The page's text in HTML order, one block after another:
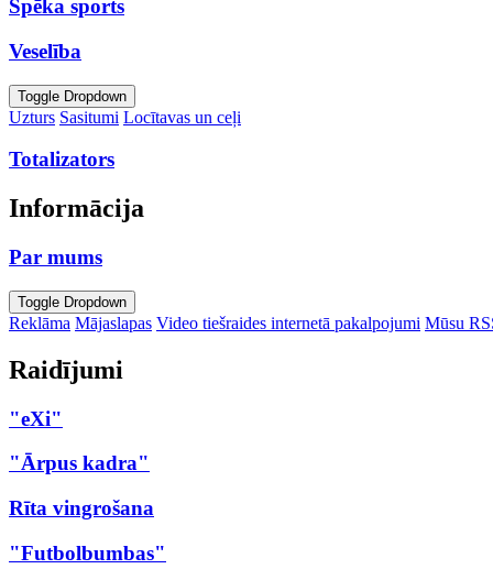
Spēka sports
Veselība
Toggle Dropdown
Uzturs Sasitumi Locītavas un ceļi
Totalizators
Informācija
Par mums
Toggle Dropdown
Reklāma Mājaslapas Video tiešraides internetā pakalpojumi Mūsu
Raidījumi
"eXi"
"Ārpus kadra"
Rīta vingrošana
"Futbolbumbas"